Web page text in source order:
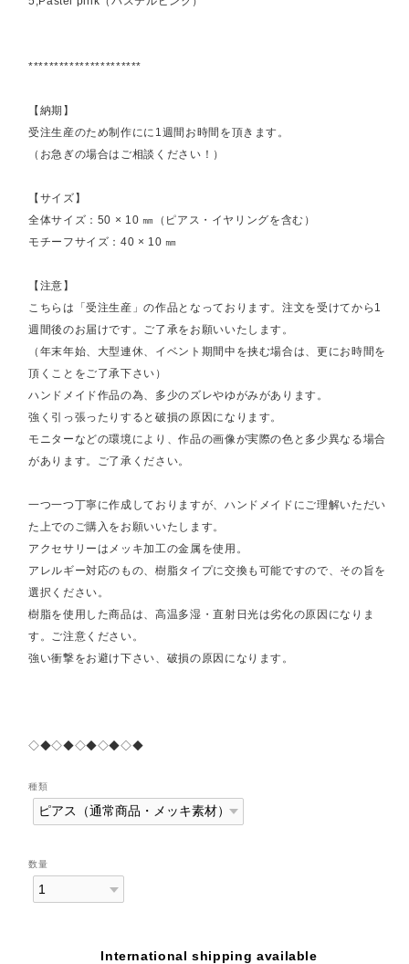
**********************
【納期】
受注生産のため制作にに1週間お時間を頂きます。
（お急ぎの場合はご相談ください！）
【サイズ】
全体サイズ：50 × 10 ㎜（ピアス・イヤリングを含む）
モチーフサイズ：40 × 10 ㎜
【注意】
こちらは「受注生産」の作品となっております。注文を受けてから1
週間後のお届けです。ご了承をお願いいたします。
（年末年始、大型連休、イベント期間中を挟む場合は、更にお時間を
頂くことをご了承下さい）
ハンドメイド作品の為、多少のズレやゆがみがあります。
強く引っ張ったりすると破損の原因になります。
モニターなどの環境により、作品の画像が実際の色と多少異なる場合
があります。ご了承ください。
一つ一つ丁寧に作成しておりますが、ハンドメイドにご理解いただい
た上でのご購入をお願いいたします。
アクセサリーはメッキ加工の金属を使用。
アレルギー対応のもの、樹脂タイプに交換も可能ですので、その旨を
選択ください。
樹脂を使用した商品は、高温多湿・直射日光は劣化の原因になりま
す。ご注意ください。
強い衝撃をお避け下さい、破損の原因になります。
◇◆◇◆◇◆◇◆◇◆
種類
数量
International shipping available